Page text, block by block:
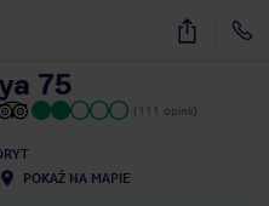
14
75
(111 opinii)
POKAŻ NA MAPIE